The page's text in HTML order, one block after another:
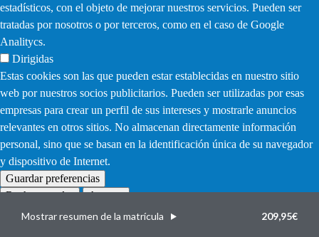
Mostrar resumen de la matrícula 209,95€
estadísticos, con el objeto de mejorar nuestros servicios. Pueden ser
tratadas por nosotros o por terceros, como en el caso de Google
Analitycs.
Dirigidas
Estas cookies son las que pueden estar establecidas en nuestro sitio
web por nuestros socios publicitarios. Pueden ser utilizadas por esas
empresas para crear un perfil de sus intereses y mostrarle anuncios
relevantes en otros sitios. No almacenan directamente información
personal, sino que se basan en la identificación única de su navegador
y dispositivo de Internet.
Guardar preferencias
Rechazar todas
Aceptar
Withdraw